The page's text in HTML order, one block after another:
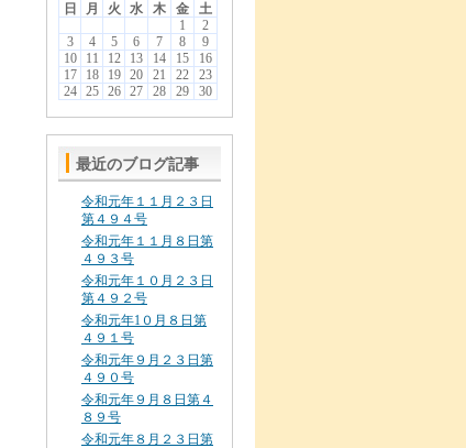
日
月 火 水 木 金
土
1
2
3
4 5 6 7 8
9
10
11 12 13 14 15
16
17
18 19 20 21 22
23
24
25 26 27 28 29 30
最近のブログ記事
令和元年１１月２３日
第４９４号
令和元年１１月８日第
４９３号
令和元年１０月２３日
第４９２号
令和元年1０月８日第
４９１号
令和元年９月２３日第
４９０号
令和元年９月８日第４
８９号
令和元年８月２３日第